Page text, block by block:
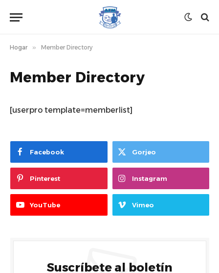
Hogar » Member Directory
Member Directory
[userpro template=memberlist]
Facebook Gorjeo
Pinterest Instagram
YouTube Vimeo
Suscríbete al boletín